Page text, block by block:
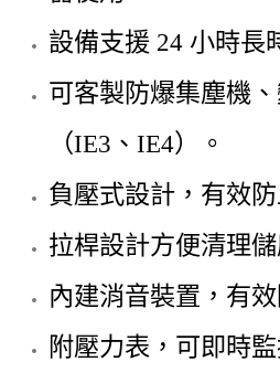
設備支援 24 小時長
可客製防爆集塵機
（IE3、IE4）。
負壓式設計，有效防
拉桿設計方便清理儲
內建消音裝置，有
附壓力表，可即時